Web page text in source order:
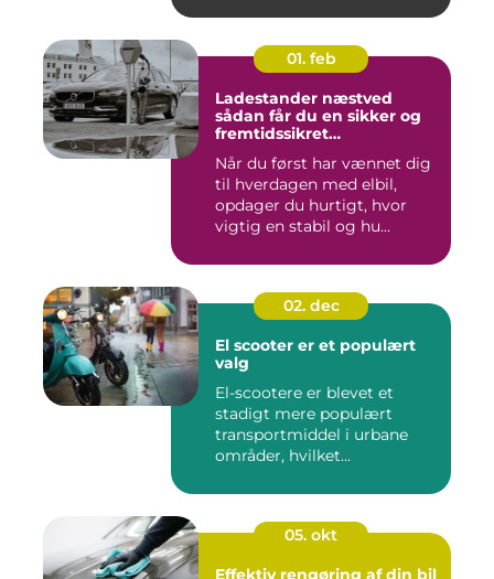
01. feb
Ladestander næstved
sådan får du en sikker og
fremtidssikret
Når du først har vænnet dig
til hverdagen med elbil,
opdager du hurtigt, hvor
vigtig en stabil og hu...
02. dec
El scooter er et populært
valg
El-scootere er blevet et
stadigt mere populært
transportmiddel i urbane
områder, hvilket...
05. okt
Effektiv rengøring af din bil